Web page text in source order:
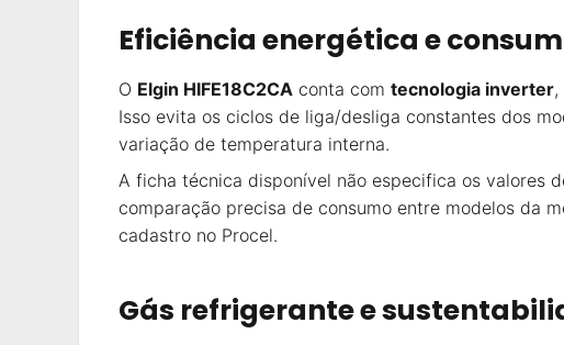
Eficiência energética e
O Elgin HIFE18C2CA conta com tecnologia inverter,
Isso evita os ciclos de liga/desliga constantes dos
variação de temperatura interna.
A ficha técnica disponível não especifica os valores
comparação precisa de consumo entre modelos da
cadastro no Procel.
Gás refrigerante e